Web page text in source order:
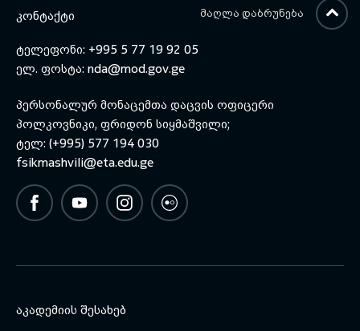
ᲙᲝᲜᲢᲐᲥᲢᲘ
ტელეფონი: +995 5 77 19 92 05
ელ. ფოსტა: nda@mod.gov.ge
პერსონალურ მონაცემთა დაცვის ოფიცერი
პოლკოვნიკი, ფრიდონ სიყმაშვილი;
ტელ: (+995) 577 194 030
fsikmashvili@eta.edu.ge
ᲐᲙᲐᲓᲔᲛᲘᲘᲡ ᲨᲔᲡᲐᲮᲔᲑ
ᲛᲐᲦᲚᲐ ᲓᲐᲑᲠᲣᲜᲔᲑᲐ